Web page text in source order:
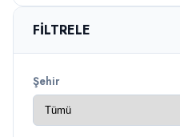
FILTRELE
Şehir